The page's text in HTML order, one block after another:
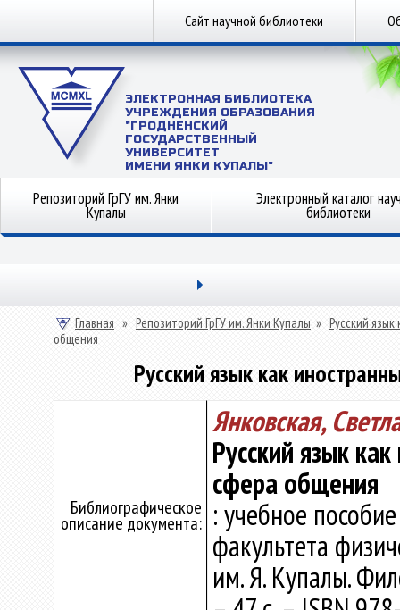
Сайт научной библиотеки
ЭЛЕКТРОННАЯ БИБЛИОТЕКА
УЧРЕЖДЕНИЯ ОБРАЗОВАНИЯ
"ГРОДНЕНСКИЙ
ГОСУДАРСТВЕННЫЙ
УНИВЕРСИТЕТ
ИМЕНИ ЯНКИ КУПАЛЫ"
Репозиторий ГрГУ им. Янки
Купалы
Электронный каталог
библиотеки
Главная » Репозиторий ГрГУ им. Янки Купалы » Русский
общения
Русский язык как
Библиографическое
описание документа:
Янковская,
Русский язык
сфера общения
: учебное
факультета
им. Я. Купалы.